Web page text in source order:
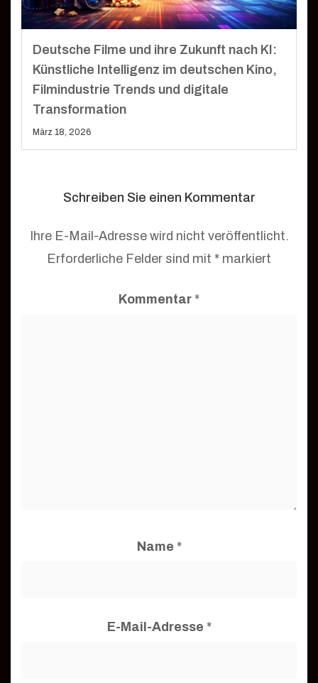
Deutsche Filme und ihre Zukunft nach KI:
Künstliche Intelligenz im deutschen Kino,
Filmindustrie Trends und digitale
Transformation
März 18, 2026
Schreiben Sie einen Kommentar
Ihre E-Mail-Adresse wird nicht veröffentlicht.
Erforderliche Felder sind mit * markiert
Kommentar *
Name *
E-Mail-Adresse *